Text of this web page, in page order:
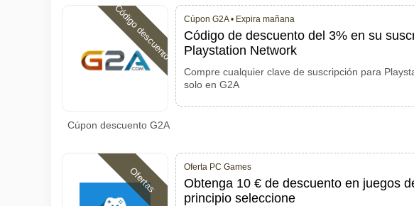
Código descuento
Cúpon descuento G2A
Cúpon G2A • Expira mañana
Código de descuento del 3% en su
Playstation Network
Compre cualquier clave de suscripción para
solo en G2A
Ofertas Oferta PC Games
Obtenga 10 € de descuento en juegos
principio seleccione